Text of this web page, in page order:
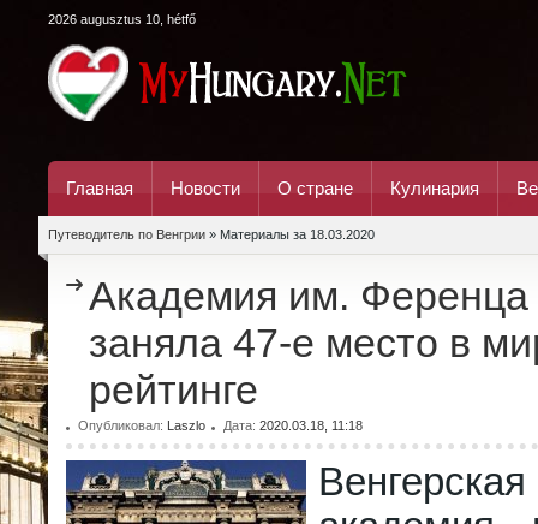
2026 augusztus 10, hétfő
Главная Новости О стране Кулинария
Путеводитель по Венгрии » Материалы за 18.03.2020
Академия им. Ференца
заняла 47-е место в
рейтинге
Опубликовал: Laszlo Дата: 2020.03.18, 11:18